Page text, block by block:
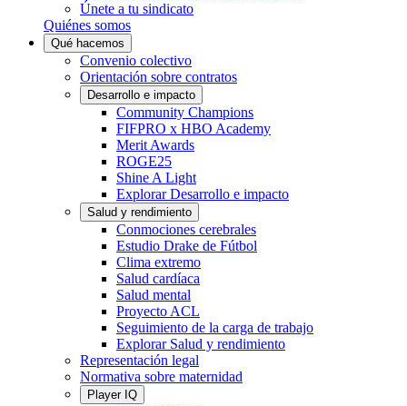
Únete a tu sindicato
Quiénes somos
Qué hacemos
Convenio colectivo
Orientación sobre contratos
Desarrollo e impacto
Community Champions
FIFPRO x HBO Academy
Merit Awards
ROGE25
Shine A Light
Explorar Desarrollo e impacto
Salud y rendimiento
Conmociones cerebrales
Estudio Drake de Fútbol
Clima extremo
Salud cardíaca
Salud mental
Proyecto ACL
Seguimiento de la carga de trabajo
Explorar Salud y rendimiento
Representación legal
Normativa sobre maternidad
Player IQ